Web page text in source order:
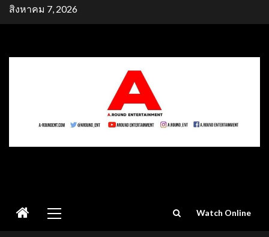
Skipสิงหาคม 7, 2026
Menu
Watch Online